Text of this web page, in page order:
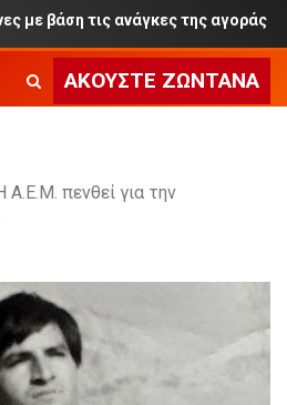
τις ανάγκες της αγοράς
ΑΚΟΎΣΤΕ ΖΩΝΤΑΝΆ
Α.Ε.Μ. πενθεί για την